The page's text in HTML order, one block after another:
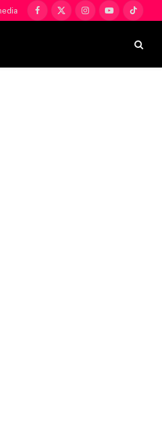
Facebook
X
InstagramYouTubeTikTok